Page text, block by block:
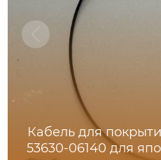
Кабель для
53630-06140 для